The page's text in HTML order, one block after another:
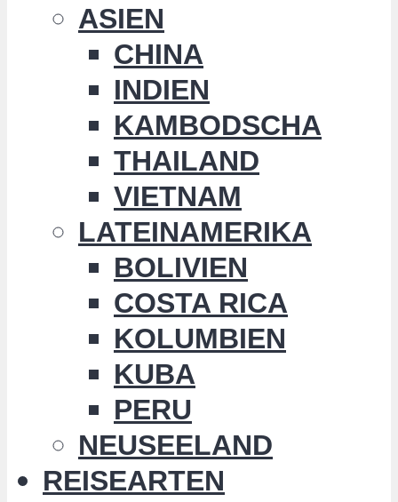
ASIEN
CHINA
INDIEN
KAMBODSCHA
THAILAND
VIETNAM
LATEINAMERIKA
BOLIVIEN
COSTA RICA
KOLUMBIEN
KUBA
PERU
NEUSEELAND
REISEARTEN